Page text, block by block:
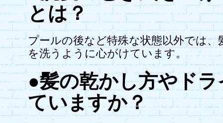
とは？
プールの後など特殊な状態以外では、
を洗うように心がけています。
●髪の乾かし方やド
ていますか？